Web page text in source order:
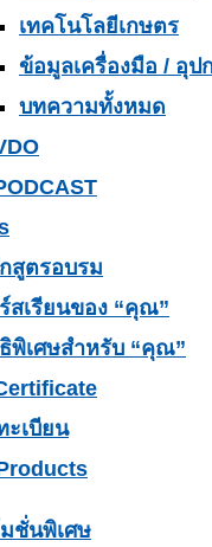
เทคโนโลยีเกษตร
ข้อมูลเครื่องมือ / อุป
บทความทั้งหมด
สูตรอบรม
สเรียนของ “คุณ”
พิเศษสำหรับ “คุณ”
ะเบียน
ชั่นพิเศษ